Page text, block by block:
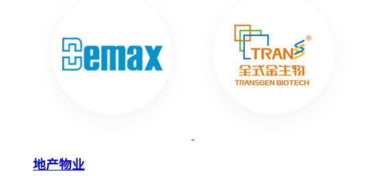
地产物业